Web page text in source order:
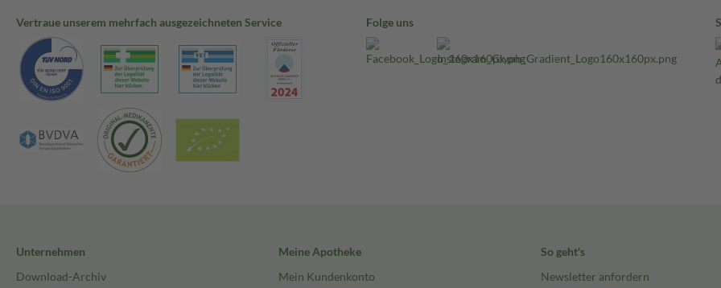
Vertraue unserem mehrfach ausgezeichneten Service Folge uns
Unternehmen
Download-Archiv
Meine Apotheke
Mein Kundenkonto
So geht's
Newsletter anfordern